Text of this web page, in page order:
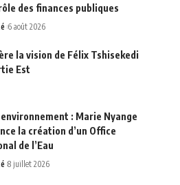
des finances publiques
6 août 2026
la vision de Félix Tshisekedi
Est
: Marie Nyange
la création d’un Office
de l’Eau
8 juillet 2026